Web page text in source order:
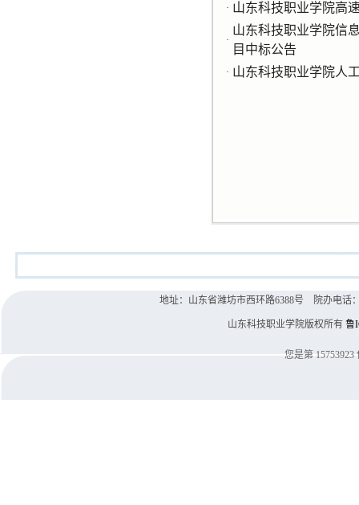
· 山东科技职业学院高
·
山东科技职业学院信
目中标公告
· 山东科技职业学院人
地址：山东省潍坊市西环路6388号 院办电话
山东科技职业学院版权所有 鲁
您是第 15753923